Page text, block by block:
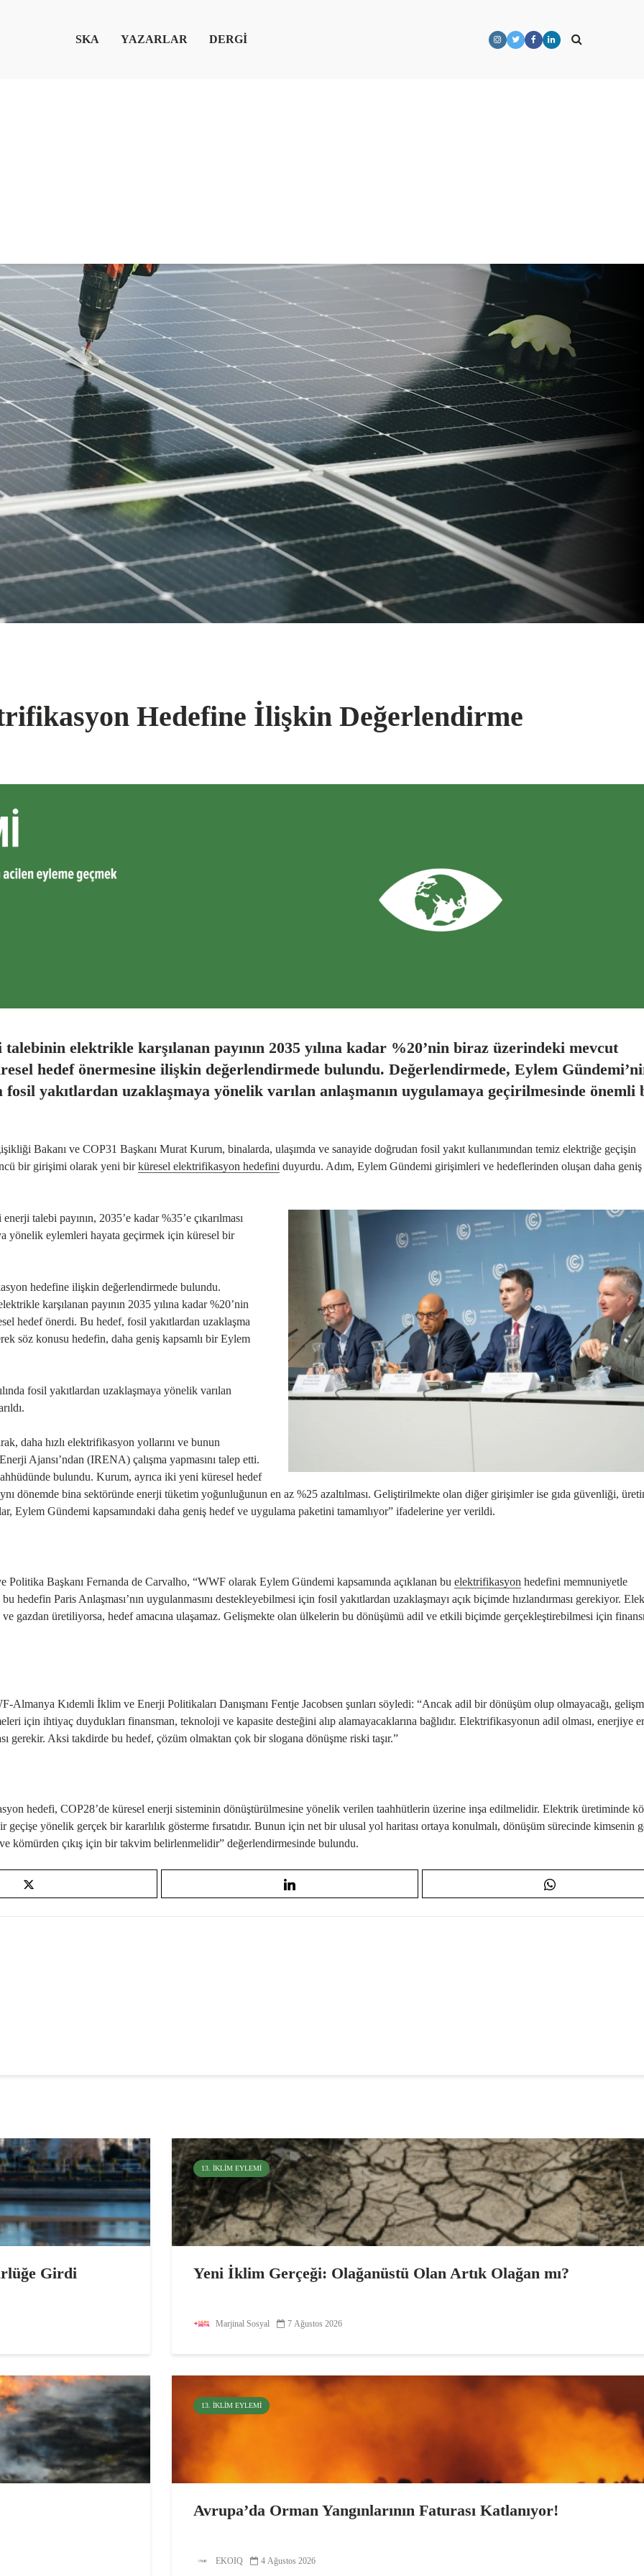
SKA YAZARLAR DERGİ
Hedefine İlişkin Değerlendirme
elektrikle karşılanan payının 2035 yılına kadar %20’nin biraz üzerindeki mevcut
hedef önermesine ilişkin değerlendirmede bulundu. Değerlendirmede, Eylem
fosil yakıtlardan uzaklaşmaya yönelik varılan anlaşmanın uygulamaya geçirilmesinde önemli
Bakanı ve COP31 Başkanı Murat Kurum, binalarda, ulaşımda ve sanayide doğrudan fosil yakıt kullanımından temiz elektriğe geçişin
bir girişimi olarak yeni birküresel elektrifikasyon hedefini duyurdu. Adım, Eylem Gündemi girişimleri ve hedeflerinden oluşan daha
talebi payının, 2035’e kadar %35’e çıkarılması
yönelik eylemleri hayata geçirmek için küresel bir
hedefine ilişkin değerlendirmede bulundu.
karşılanan payının 2035 yılına kadar %20’nin
hedef önerdi. Bu hedef, fosil yakıtlardan uzaklaşma
söz konusu hedefin, daha geniş kapsamlı bir Eylem
fosil yakıtlardan uzaklaşmaya yönelik varılan
daha hızlı elektrifikasyon yollarını ve bunun
Ajansı’ndan (IRENA) çalışma yapmasını talep etti.
bulundu. Kurum, ayrıca iki yeni küresel hedef
dönemde bina sektöründe enerji tüketim yoğunluğunun en az %25 azaltılması. Geliştirilmekte olan diğer girişimler ise gıda güvenliği,
Eylem Gündemi kapsamındaki daha geniş hedef ve uygulama paketini tamamlıyor” ifadelerine yer verildi.
Başkanı Fernanda de Carvalho, “WWF olarak Eylem Gündemi kapsamında açıklanan bu elektrifikasyon hedefini memnuniyetle
hedefin Paris Anlaşması’nın uygulanmasını destekleyebilmesi için fosil yakıtlardan uzaklaşmayı açık biçimde hızlandırması gerekiyor.
gazdan üretiliyorsa, hedef amacına ulaşamaz. Gelişmekte olan ülkelerin bu dönüşümü adil ve etkili biçimde gerçekleştirebilmesi için
Kıdemli İklim ve Enerji Politikaları Danışmanı Fentje Jacobsen şunları söyledi: “Ancak adil bir dönüşüm olup olmayacağı,
için ihtiyaç duydukları finansman, teknoloji ve kapasite desteğini alıp alamayacaklarına bağlıdır. Elektrifikasyonun adil olması, enerjiye
gerekir. Aksi takdirde bu hedef, çözüm olmaktan çok bir slogana dönüşme riski taşır.”
hedefi, COP28’de küresel enerji sisteminin dönüştürülmesine yönelik verilen taahhütlerin üzerine inşa edilmelidir. Elektrik üretiminde
yönelik gerçek bir kararlılık gösterme fırsatıdır. Bunun için net bir ulusal yol haritası ortaya konulmalı, dönüşüm sürecinde kimsenin
kömürden çıkış için bir takvim belirlenmelidir” değerlendirmesinde bulundu.
Girdi
13. İKLIM EYLEMI
Yeni İklim Gerçeği: Olağanüstü Olan Artık Olağan mı?
Marjinal Sosyal 7 Ağustos 2026
13. İKLIM EYLEMI
Avrupa’da Orman Yangınlarının Faturası Katlanıyor!
EKOIQ 4 Ağustos 2026